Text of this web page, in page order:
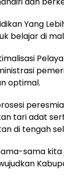
Yang
belajar di
optimal.
tari adat
di tengah
sama